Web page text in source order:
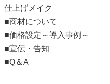
仕上げメイク
■商材について
■価格設定～導入事例～
■宣伝・告知
■Q＆A